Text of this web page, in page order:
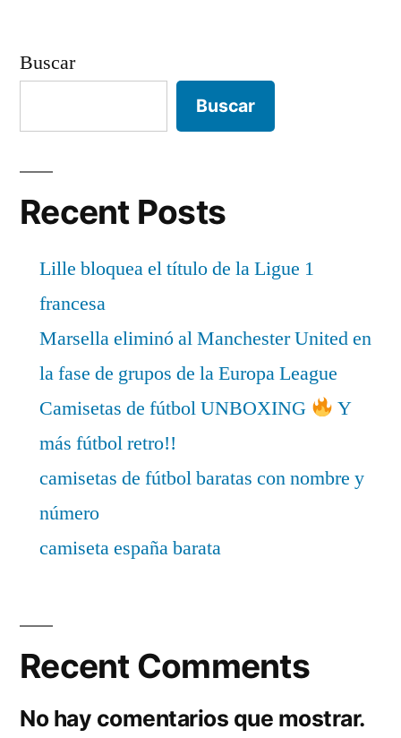
Buscar
Buscar
Recent Posts
Lille bloquea el título de la Ligue 1
francesa
Marsella eliminó al Manchester United en
la fase de grupos de la Europa League
Camisetas de fútbol UNBOXING
Y
más fútbol retro!!
camisetas de fútbol baratas con nombre y
número
camiseta españa barata
Recent Comments
No hay comentarios que mostrar.